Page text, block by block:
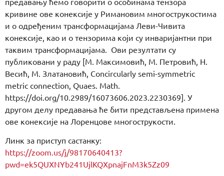
кривине ове конексије у Римановим многострукостима
и о одређеним трансформацијама Леви-Чивита
конексије, као и о тензорима који су инваријантни при
таквим трансформацијама. Ови резултати су
публиковани у раду [М. Максимовић, М. Петровић, Н.
Весић, М. Златановић, Concircularly semi-symmetric
metric connection, Quaes. Math.
https://doi.org/10.2989/16073606.2023.2230369]. У
другом делу предавања ће бити представљена примена
ове конексије на Лоренцове многострукости.
Линк за приступ састанку:
https://zoom.us/j/98170640413?
pwd=ek5QUXNYb241UjlKQXpnajFnM3k5Zz09